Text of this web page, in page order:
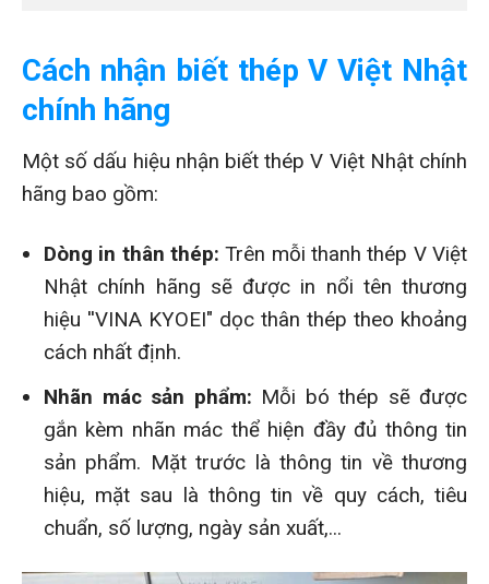
Cách nhận biết thép V Việt Nhật
chính hãng
Một số dấu hiệu nhận biết thép V Việt Nhật chính
hãng bao gồm:
Dòng in thân thép: Trên mỗi thanh thép V Việt
Nhật chính hãng sẽ được in nổi tên thương
hiệu ''VINA KYOEI" dọc thân thép theo khoảng
cách nhất định.
Nhãn mác sản phẩm: Mỗi bó thép sẽ được
gắn kèm nhãn mác thể hiện đầy đủ thông tin
sản phẩm. Mặt trước là thông tin về thương
hiệu, mặt sau là thông tin về quy cách, tiêu
chuẩn, số lượng, ngày sản xuất,...